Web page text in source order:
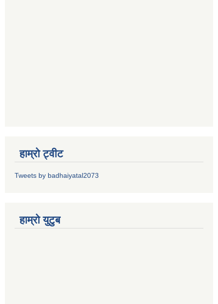
हाम्रो ट्वीट
Tweets by badhaiyatal2073
हाम्रो युटुब